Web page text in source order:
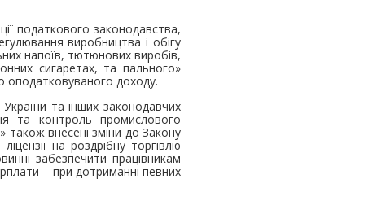
податкового законодавства,
виробництва і обігу
напоїв, тютюнових виробів,
сигаретах, та пального»
оподатковуваного доходу.
та інших законодавчих
та контроль промислового
внесені зміни до Закону
на роздрібну торгівлю
забезпечити працівникам
– при дотриманні певних